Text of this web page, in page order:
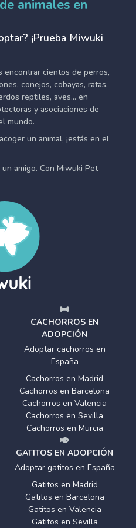
animales en
¡Prueba Miwuki
encontrar cientos de perros,
conejos, cobayas, ratas,
reptiles, aves... en
y asociaciones de
mundo.
un animal, ¡estás en el
un amigo. Con Miwuki Pet
CACHORROS EN
ADOPCIÓN
Adoptar cachorros en
España
Cachorros en Madrid
Cachorros en Barcelona
Cachorros en Valencia
Cachorros en Sevilla
Cachorros en Murcia
GATITOS EN ADOPCIÓN
Adoptar gatitos en España
Gatitos en Madrid
Gatitos en Barcelona
Gatitos en Valencia
Gatitos en Sevilla